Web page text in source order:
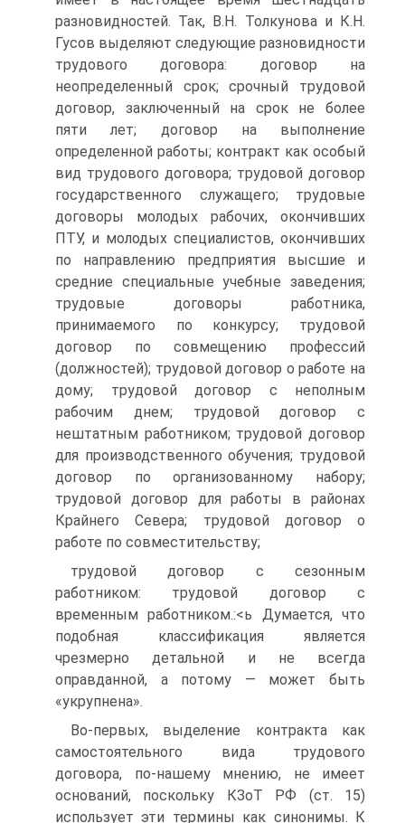
разновидностей. Так, В.Н. Толкунова и К.Н.
Гусов выделяют следующие разновидности
трудового договора: договор на
неопределенный срок; срочный трудовой
договор, заключенный на срок не более
пяти лет; договор на выполнение
определенной работы; контракт как особый
вид трудового договора; трудовой договор
государственного служащего; трудовые
договоры молодых рабочих, окончивших
ПТУ, и молодых специалистов, окончивших
по направлению предприятия высшие и
средние специальные учебные заведения;
трудовые договоры работника,
принимаемого по конкурсу; трудовой
договор по совмещению профессий
(должностей); трудовой договор о работе на
дому; трудовой договор с неполным
рабочим днем; трудовой договор с
нештатным работником; трудовой договор
для производственного обучения; трудовой
договор по организованному набору;
трудовой договор для работы в районах
Крайнего Севера; трудовой договор о
работе по совместительству;
трудовой договор с сезонным
работником: трудовой договор с
временным работником.:<ь Думается, что
подобная классификация является
чрезмерно детальной и не всегда
оправданной, а потому — может быть
«укрупнена».
Во-первых, выделение контракта как
самостоятельного вида трудового
договора, по-нашему мнению, не имеет
оснований, поскольку КЗоТ РФ (ст. 15)
использует эти термины как синонимы. К